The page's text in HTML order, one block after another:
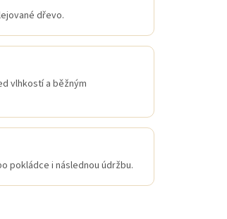
dřevo.
vlhkostí a běžným
pokládce i následnou údržbu.